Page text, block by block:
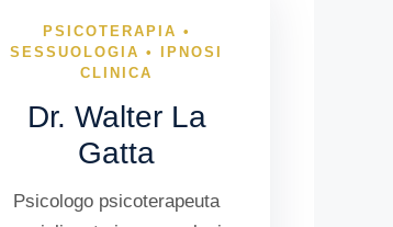
PSICOTERAPIA •
SESSUOLOGIA • IPNOSI
CLINICA
Dr. Walter La
Gatta
Psicologo psicoterapeuta